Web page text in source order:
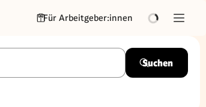
Für Arbeitgeber:innen
Suchen